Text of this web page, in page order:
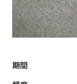
期間